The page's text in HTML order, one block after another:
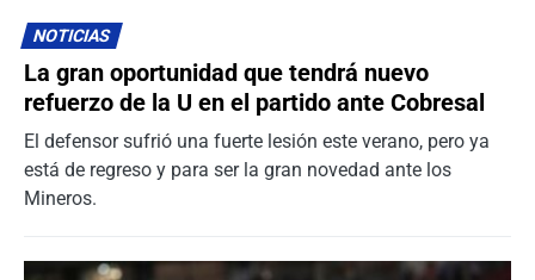
NOTICIAS
La gran oportunidad que tendrá nuevo
refuerzo de la U en el partido ante Cobresal
El defensor sufrió una fuerte lesión este verano, pero ya
está de regreso y para ser la gran novedad ante los
Mineros.